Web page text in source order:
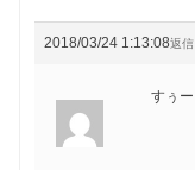
2018/03/24 1:13:08返信
すぅー